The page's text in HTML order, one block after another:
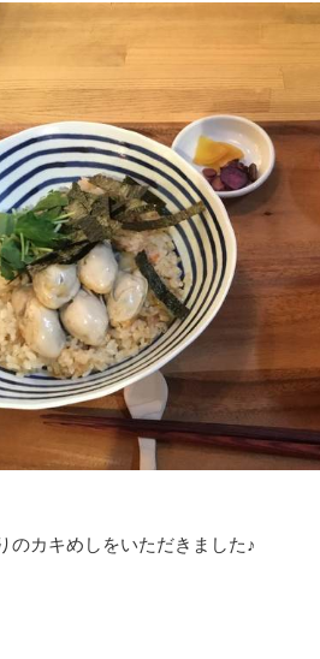
のカキめしをいただきました♪